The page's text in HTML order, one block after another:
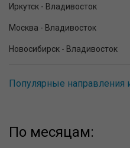
Иркутск - Владивосток
Москва - Владивосток
Новосибирск - Владивосток
Популярные направления
По месяцам: